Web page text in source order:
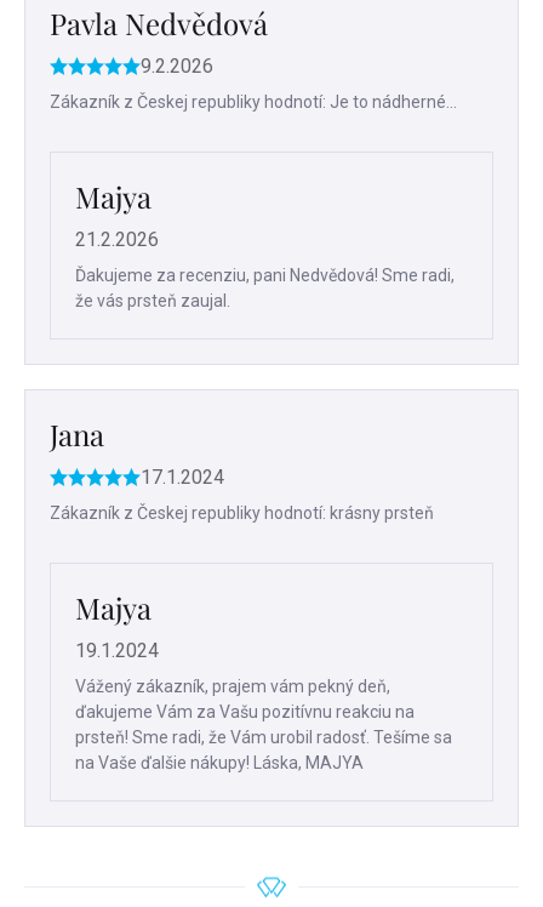
Pavla Nedvědová
Hodnotenie
produktu
hviezdičiek.
9.2.2026
Zákazník z Českej republiky hodnotí: Je to nádherné...
Majya
21.2.2026
Ďakujeme za recenziu, pani Nedvědová! Sme radi,
že vás prsteň zaujal.
Jana
Hodnotenie
produktu
hviezdičiek.
17.1.2024
Zákazník z Českej republiky hodnotí: krásny prsteň
Majya
19.1.2024
Vážený zákazník, prajem vám pekný deň,
ďakujeme Vám za Vašu pozitívnu reakciu na
prsteň! Sme radi, že Vám urobil radosť. Tešíme sa
na Vaše ďalšie nákupy! Láska, MAJYA